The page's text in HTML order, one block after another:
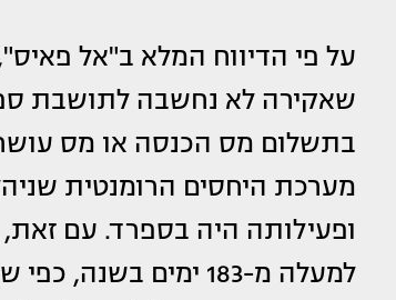
על פי הדיווח המלא ב"אל
בתשלום מס הכנסה או מס
מערכת היחסים הרומנטית
ופעילותה היה בספרד. עם
למעלה מ-183 ימים